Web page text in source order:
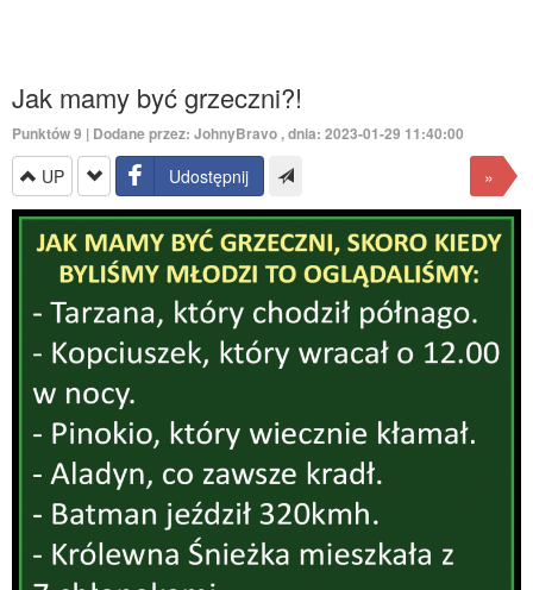
Jak mamy być grzeczni?!
Punktów9 | Dodane przez: JohnyBravo, dnia: 2023-01-29 11:40:00
UP Udostępnij »